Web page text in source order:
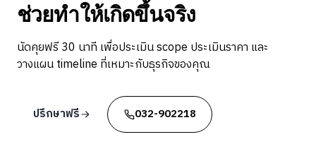
ช่วยทำให้เกิดขึ้นจริง
นัดคุยฟรี 30 นาที เพื่อประเมิน scope ประเมินราคา และ
วางแผน timeline ที่เหมาะกับธุรกิจของคุณ
ปรึกษาฟรี 032-902218